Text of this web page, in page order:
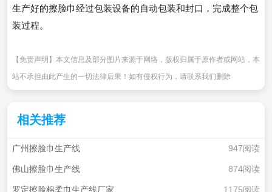
生产好的擦脸巾经过包装设备的自动包装和封口，完成整个包
装过程。
【免责声明】本文信息及部分图片来源于网络，版权归属于原作者或网站，本
站不承担由此产生的一切法律后果！如有侵权行为，请联系我们删除
相关推荐
广州擦脸巾生产线 947阅读
佛山擦脸巾生产线 874阅读
罗定擦脸棉柔巾生产线厂家 1175阅读